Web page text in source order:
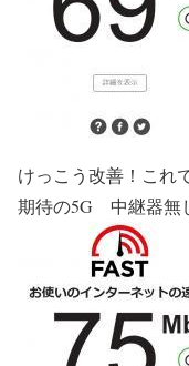
けっこう改善！これ
期待の5G 中継器無